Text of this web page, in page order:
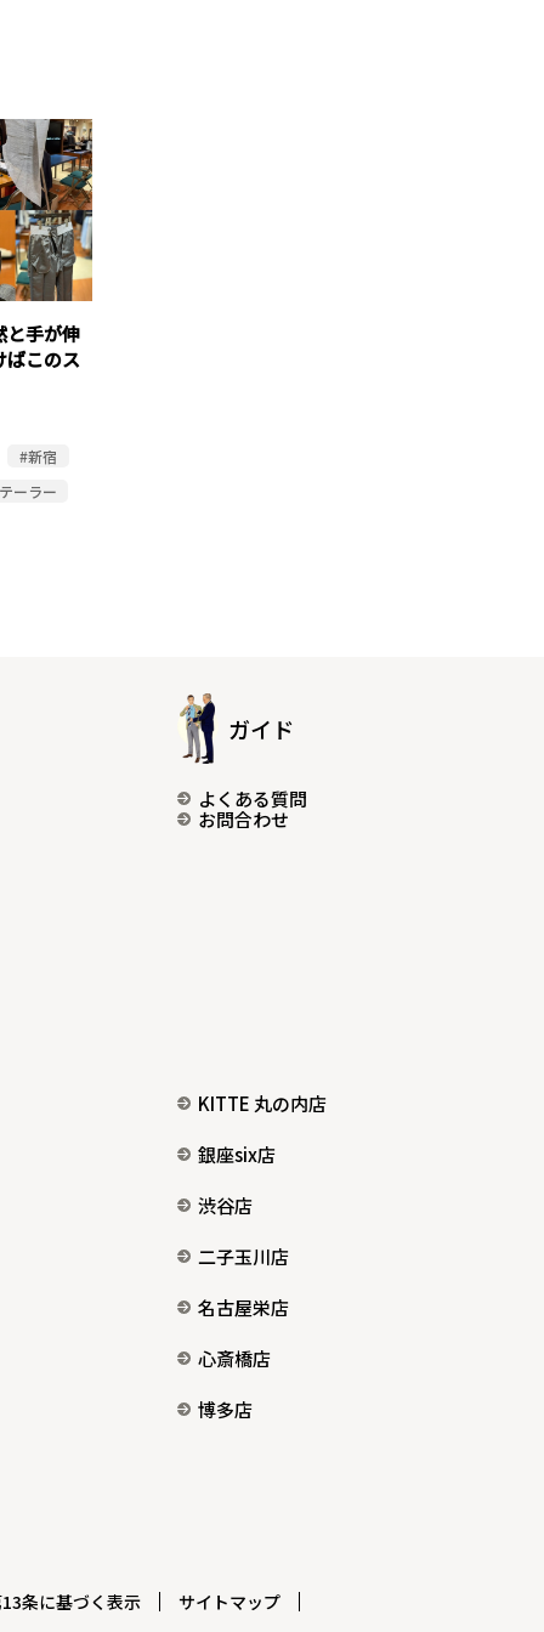
と手が伸
ばこのス
#新宿
ーラー
ガイド
よくある質問
お問合わせ
KITTE 丸の内店
銀座six店
渋谷店
二子玉川店
名古屋栄店
心斎橋店
博多店
条に基づく表示 サイトマップ